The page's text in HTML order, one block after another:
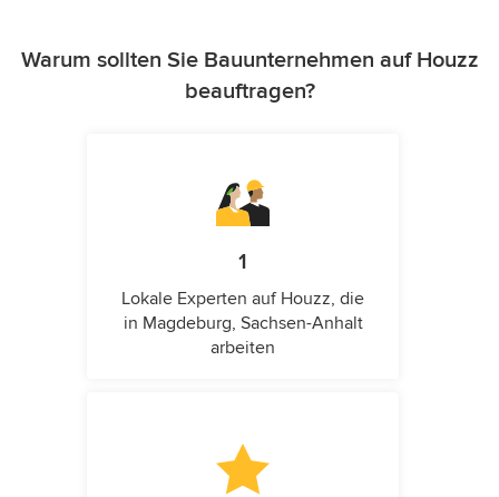
Warum sollten Sie Bauunternehmen auf Houzz
beauftragen?
1
Lokale Experten auf Houzz, die
in Magdeburg, Sachsen-Anhalt
arbeiten